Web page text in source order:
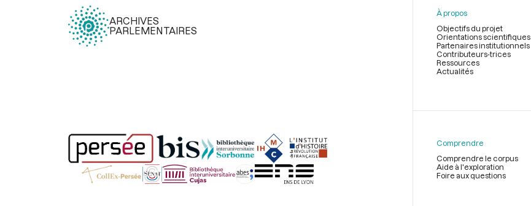
ARCHIVES
PARLEMENTAIRES
page
À propos
Objectifs du projet
Orientations scientifiques
Partenaires institutionnels
Contributeurs-trices
Ressources
Actualités
Comprendre
Comprendre le corpus
Aide à l'exploration
Foire aux questions